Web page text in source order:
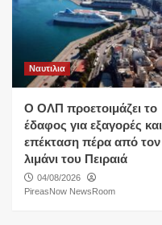
Ναυτιλια
O ΟΛΠ προετοιμάζει το
έδαφος για εξαγορές και
επέκταση πέρα από τον
λιμάνι του Πειραιά
04/08/2026
PireasNow NewsRoom